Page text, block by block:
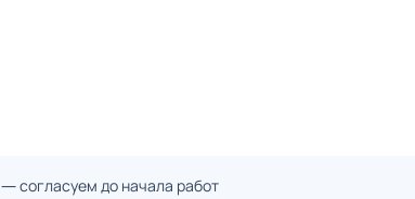
— согласуем до начала работ